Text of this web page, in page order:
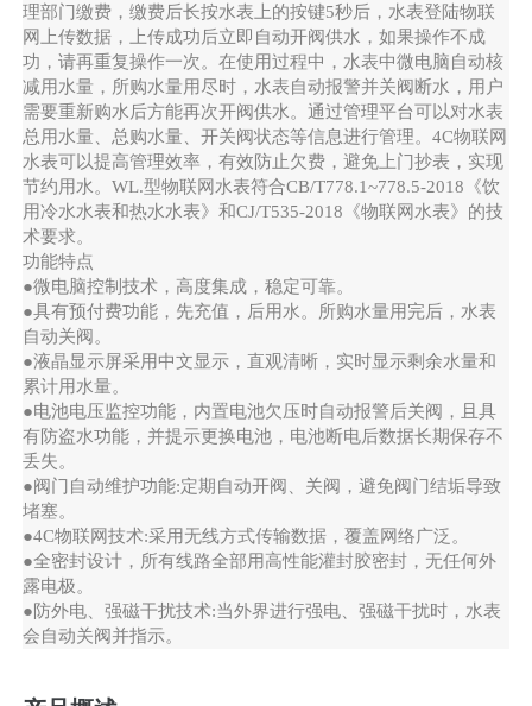
理部门缴费，缴费后长按水表上的按键5秒后，水表登陆物联
网上传数据，上传成功后立即自动开阀供水，如果操作不成
功，请再重复操作一次。在使用过程中，水表中微电脑自动核
减用水量，所购水量用尽时，水表自动报警并关阀断水，用户
需要重新购水后方能再次开阀供水。通过管理平台可以对水表
总用水量、总购水量、开关阀状态等信息进行管理。4C物联网
水表可以提高管理效率，有效防止欠费，避免上门抄表，实现
节约用水。WL.型物联网水表符合CB/T778.1~778.5-2018《饮
用冷水水表和热水水表》和CJ/T535-2018《物联网水表》的技
术要求。
功能特点
●微电脑控制技术，高度集成，稳定可靠。
●具有预付费功能，先充值，后用水。所购水量用完后，水表
自动关阀。
●液晶显示屏采用中文显示，直观清晰，实时显示剩余水量和
累计用水量。
●电池电压监控功能，内置电池欠压时自动报警后关阀，且具
有防盗水功能，并提示更换电池，电池断电后数据长期保存不
丢失。
●阀门自动维护功能:定期自动开阀、关阀，避免阀门结垢导致
堵塞。
●4C物联网技术:采用无线方式传输数据，覆盖网络广泛。
●全密封设计，所有线路全部用高性能灌封胶密封，无任何外
露电极。
●防外电、强磁干扰技术:当外界进行强电、强磁干扰时，水表
会自动关阀并指示。